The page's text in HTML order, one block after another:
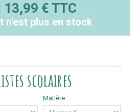
13,99 € TTC
n'est plus en stock
scolaires
Matière :